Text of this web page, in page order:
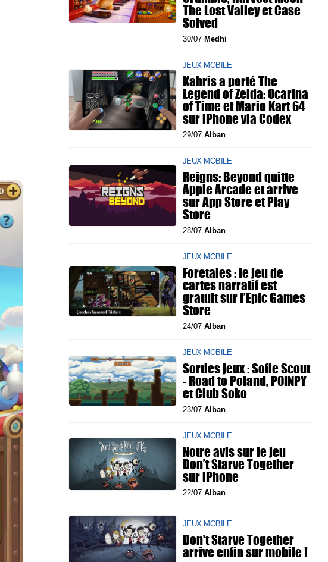
The Lost Valley et Case
Solved
30/07 Medhi
JEUX MOBILE
Kahris a porté The
Legend of Zelda: Ocarina
of Time et Mario Kart 64
sur iPhone via Codex
29/07 Alban
JEUX MOBILE
Reigns: Beyond quitte
Apple Arcade et arrive
sur App Store et Play
Store
28/07 Alban
JEUX MOBILE
Foretales : le jeu de
cartes narratif est
gratuit sur l’Epic Games
Store
24/07 Alban
JEUX MOBILE
Sorties jeux : Sofie Scout
- Road to Poland, POINPY
et Club Soko
23/07 Alban
JEUX MOBILE
Notre avis sur le jeu
Don’t Starve Together
sur iPhone
22/07 Alban
JEUX MOBILE
Don't Starve Together
arrive enfin sur mobile !